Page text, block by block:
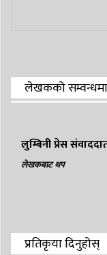
लेखकको सम्वन्धमा
लुम्बिनी प्रेस
लेखकबाट थप
प्रतिकृया दिनुहोस्